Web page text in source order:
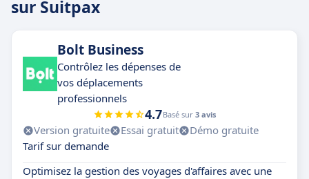
sur Suitpax
Bolt Business
Contrôlez les dépenses de
vos déplacements
professionnels
4.7Basé sur 3 avis
Version gratuite Essai gratuit
Démo gratuite
Tarif sur demande
Optimisez la gestion des voyages d'affaires avec une